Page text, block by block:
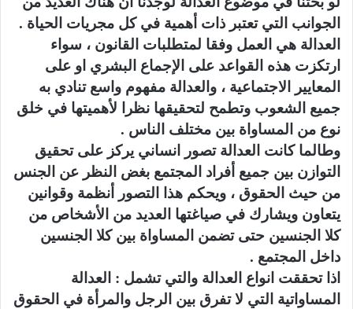
الجوانب التي تعتبر ذات أهمية في كل مجريات الحياة .
العدالة هي العمل وفقا لمتطلبات القانون ، سواء
ارتكزت هذه القواعد على الإجماع البشري او على
المعايير الاجتماعية ، والعدالة مفهوم واسع تنادي به
جميع الشعوب وتطمح لتحقيقها نظرا لأهميتها في خلق
نوع من المساواة بين مختلف الناس .
وطالما كانت العدالة تصور انساني يركز على تحقيق
التوازن بين جميع أفراد المجتمع بغض النظر عن الجنس
من حيث الحقوق ، ويحكم هذا التصور أنظمة وقوانين
يتعاون ويشارك في صياغتها العديد من الأشخاص من
كلا الجنسين حتى تضمن المساواة بين كلا الجنسين
داخل المجتمع .
اذا تحققت انواع العدالة والتي تشمل : العدالة
المساواتية التي لا تفرق بين الرجل والمرأة في الحقوق